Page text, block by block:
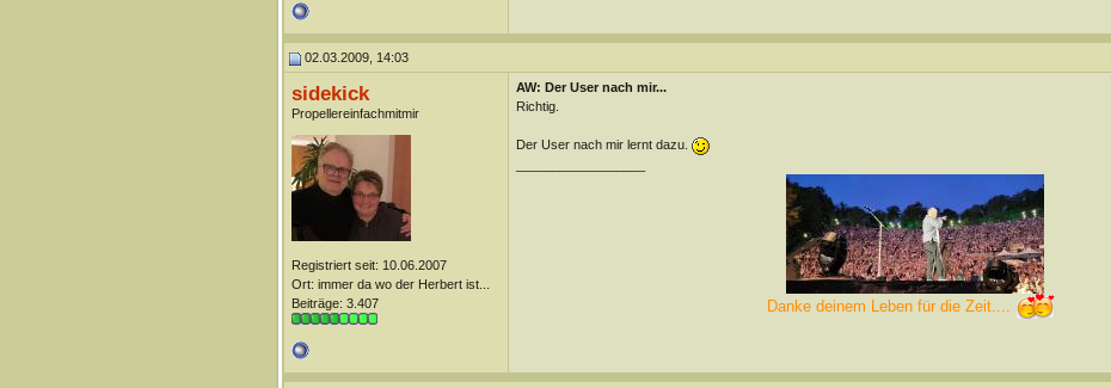
02.03.2009, 14:03
sidekick
Propellereinfachmitmir
Registriert seit: 10.06.2007
Ort: immer da wo der Herbert ist...
Beiträge: 3.407
AW: Der User nach mir...
Richtig.
Der User nach mir lernt dazu.
Danke deinem Leben für die Zeit....